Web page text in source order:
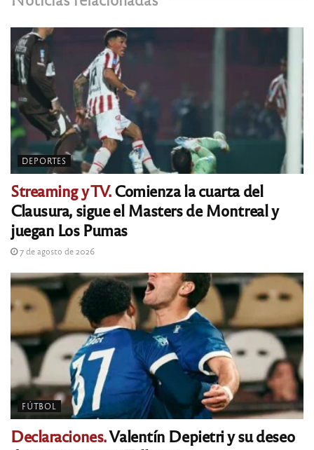
DEPORTES
Streaming y TV.Comienza la cuarta del
Clausura, sigue el Masters de Montreal y
juegan Los Pumas
7 de agosto de 2026
FÚTBOL
Declaraciones.Valentín Depietri y su deseo